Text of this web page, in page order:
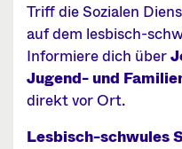
Triff die Sozialen
auf dem lesbisch-
Informiere dich über
Jugend- und
direkt vor Ort.
Lesbisch-schwules